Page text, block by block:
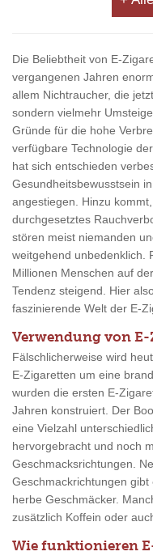
Die Beliebtheit von E-
vergangenen Jahren
allem Nichtraucher, die
sondern vielmehr
Gründe für die hohe
verfügbare Technologie
hat sich entschieden
Gesundheitsbewusstsein
angestiegen. Hinzu
durchgesetztes
stören meist niemanden
weitgehend unbedenklich.
Millionen Menschen auf
Tendenz steigend. Hier
faszinierende Welt der E-
Verwendung von
Fälschlicherweise wird
E-Zigaretten um eine
wurden die ersten E-
Jahren konstruiert. Der
eine Vielzahl
hervorgebracht und noch
Geschmacksrichtungen.
Geschmackrichtungen
herbe Geschmäcker.
zusätzlich Koffein oder
Wie funktionieren